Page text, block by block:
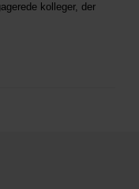
kolleger, der